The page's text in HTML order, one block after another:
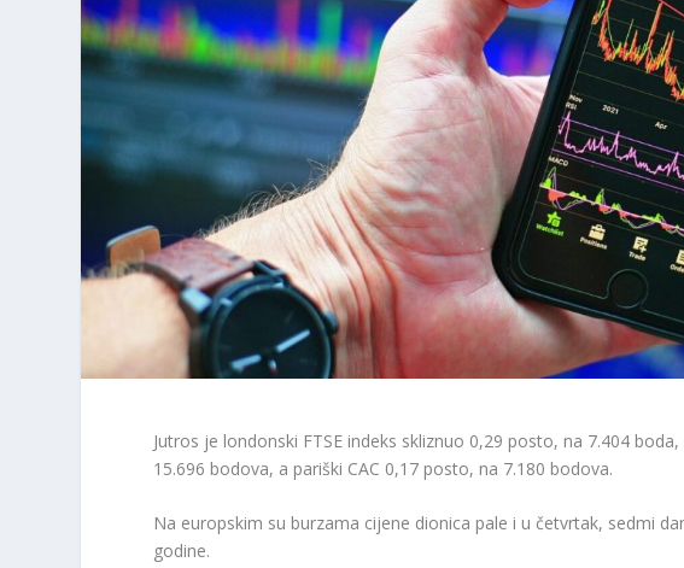
Jutros je londonski FTSE indeks skliznuo 0,29 posto, na 7.404
15.696 bodova, a pariški CAC 0,17 posto, na 7.180 bodova.
Na europskim su burzama cijene dionica pale i u četvrtak, sedmi
godine.